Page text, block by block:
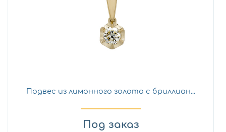
Подвес из лимонного золота с бриллиан...
Под заказ